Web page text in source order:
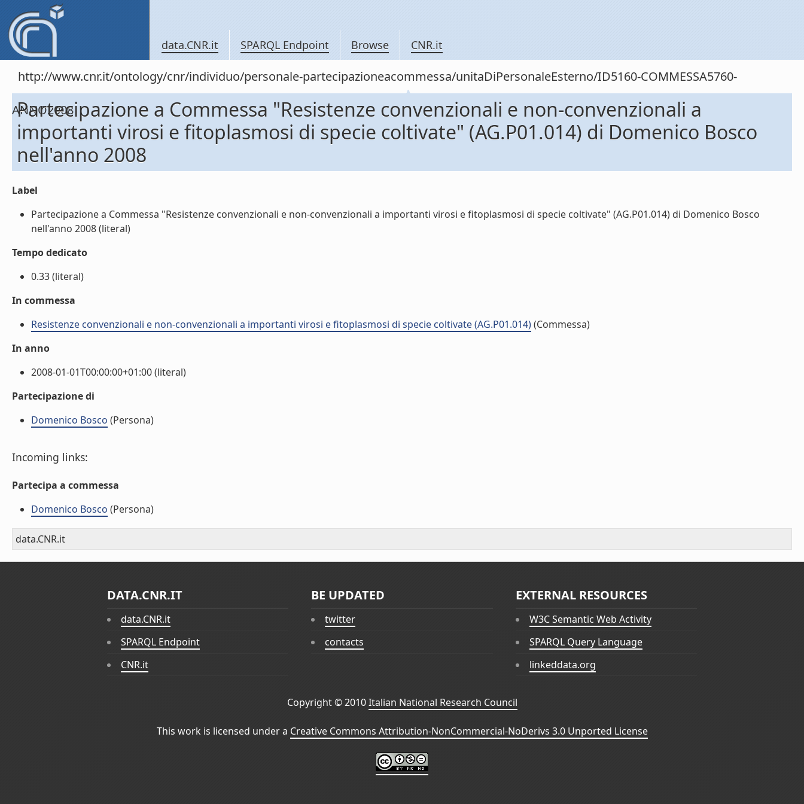
data.CNR.it SPARQL Endpoint Browse CNR.it
http://www.cnr.it/ontology/cnr/individuo/personale-partecipazioneacommessa/unitaDiPersonaleEsterno/ID5160-COMMESSA5760-
ANNO2008
Partecipazione a Commessa "Resistenze convenzionali e non-convenzionali a
importanti virosi e fitoplasmosi di specie coltivate" (AG.P01.014) di Domenico Bosco
nell'anno 2008
Label
Partecipazione a Commessa "Resistenze convenzionali e non-convenzionali a importanti virosi e fitoplasmosi di specie coltivate" (AG.P01.014) di Domenico Bosco
nell'anno 2008 (literal)
Tempo dedicato
0.33 (literal)
In commessa
Resistenze convenzionali e non-convenzionali a importanti virosi e fitoplasmosi di specie coltivate (AG.P01.014)(Commessa)
In anno
2008-01-01T00:00:00+01:00 (literal)
Partecipazione di
Domenico Bosco (Persona)
Incoming links:
Partecipa a commessa
Domenico Bosco (Persona)
data.CNR.it
DATA.CNR.IT
data.CNR.it
SPARQL Endpoint
CNR.it
BE UPDATED
twitter
contacts
EXTERNAL RESOURCES
W3C Semantic Web Activity
SPARQL Query Language
linkeddata.org
Copyright © 2010Italian National Research Council
This work is licensed under a Creative Commons Attribution-NonCommercial-NoDerivs 3.0 Unported License